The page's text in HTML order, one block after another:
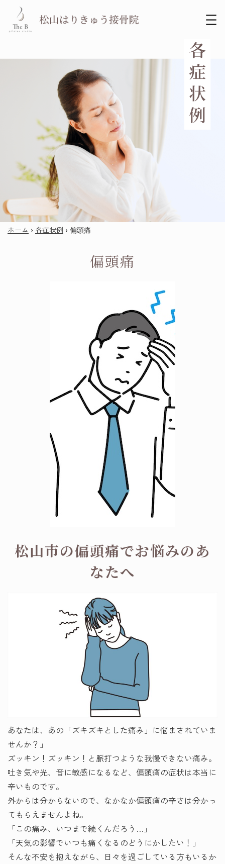
ホーム › 各症状例 › 偏頭痛
偏頭痛
松山市の偏頭痛でお悩みのあ
なたへ
あなたは、あの「ズキズキとした痛み」に悩まされていま
せんか？」
ズッキン！ズッキン！と脈打つような我慢できない痛み。
吐き気や光、音に敏感になるなど、偏頭痛の症状は本当に
辛いものです。
外からは分からないので、なかなか偏頭痛の辛さは分かっ
てもらえませんよね。
「この痛み、いつまで続くんだろう…」
「天気の影響でいつも痛くなるのどうにかしたい！」
そんな不安を抱えながら、日々を過ごしている方もいるか